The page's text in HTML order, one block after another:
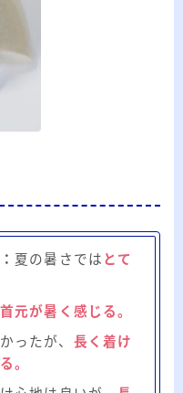
夏の暑さでは とて
首元が暑く感じる。
ったが、 長く着け
。